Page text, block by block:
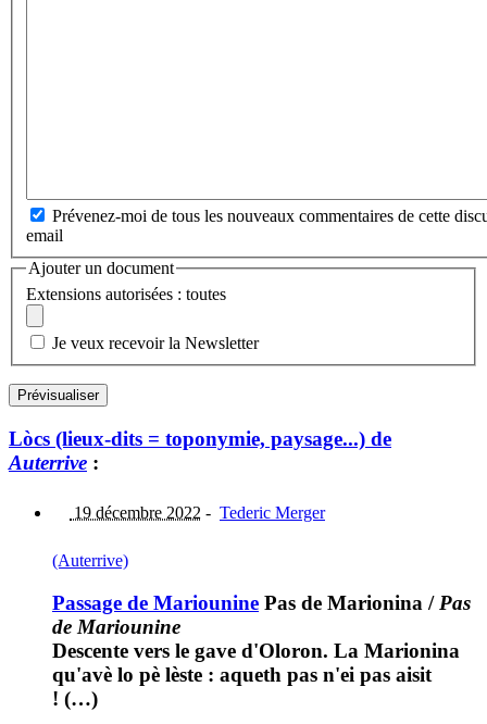
Prévenez-moi de tous les nouveaux commentaires de cette
email
Ajouter un document
Extensions autorisées : toutes
Je veux recevoir la Newsletter
Lòcs (lieux-dits = toponymie, paysage...) de
Auterrive :
19 décembre 2022 - Tederic Merger
(Auterrive)
Passage de Mariounine Pas de Marionina / Pas
de Mariounine
Descente vers le gave d'Oloron. La Marionina
qu'avè lo pè lèste : aqueth pas n'ei pas aisit
! (…)